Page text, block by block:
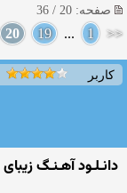
صفحه: 20 / 36
<<
1
...
19
20
کاربر
دانـلـود آهـنـگ زیبای